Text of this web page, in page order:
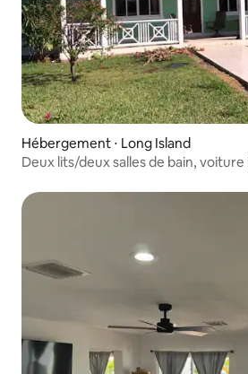
Hébergement ⋅ Long Island
Deux lits/deux salles de bain, voiture